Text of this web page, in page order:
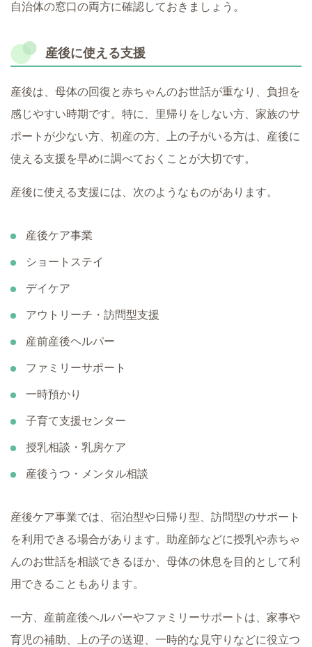
自治体の窓口の両方に確認しておきましょう。
産後に使える支援
産後は、母体の回復と赤ちゃんのお世話が重なり、負担を
感じやすい時期です。特に、里帰りをしない方、家族のサ
ポートが少ない方、初産の方、上の子がいる方は、産後に
使える支援を早めに調べておくことが大切です。
産後に使える支援には、次のようなものがあります。
産後ケア事業
ショートステイ
デイケア
アウトリーチ・訪問型支援
産前産後ヘルパー
ファミリーサポート
一時預かり
子育て支援センター
授乳相談・乳房ケア
産後うつ・メンタル相談
産後ケア事業では、宿泊型や日帰り型、訪問型のサポート
を利用できる場合があります。助産師などに授乳や赤ちゃ
んのお世話を相談できるほか、母体の休息を目的として利
用できることもあります。
一方、産前産後ヘルパーやファミリーサポートは、家事や
育児の補助、上の子の送迎、一時的な見守りなどに役立つ